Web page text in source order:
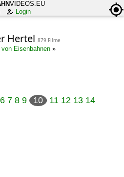
VIDEOS.EU
Login
Hertel 879 Filme
Eisenbahnen »
6 7 8 9 10 11 12 13 14